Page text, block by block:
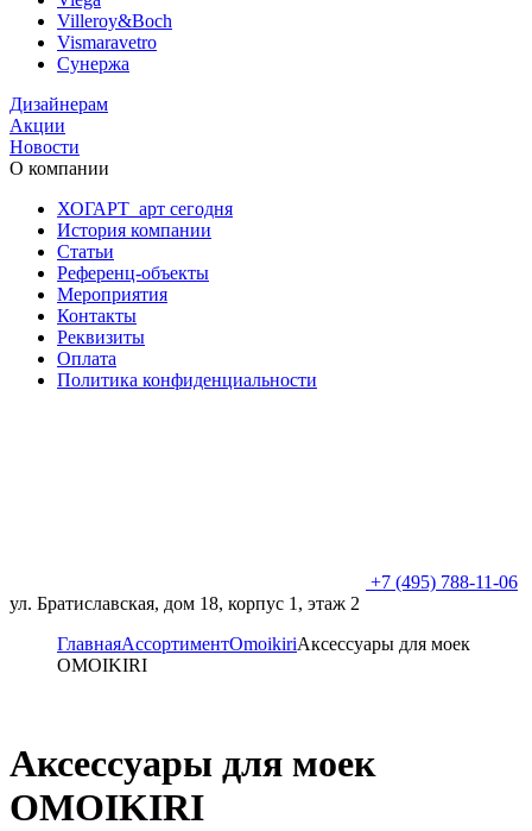
Villeroy&Boch
Vismaravetro
Сунержа
Дизайнерам
Акции
Новости
О компании
ХОГАРТ_арт сегодня
История компании
Статьи
Референц-объекты
Мероприятия
Контакты
Реквизиты
Оплата
Политика конфиденциальности
+7 (495) 788-11-06
ул. Братиславская, дом 18, корпус 1, этаж 2
ГлавнаяАссортиментOmoikiriАксессуары для моек
OMOIKIRI
Аксессуары для моек
OMOIKIRI